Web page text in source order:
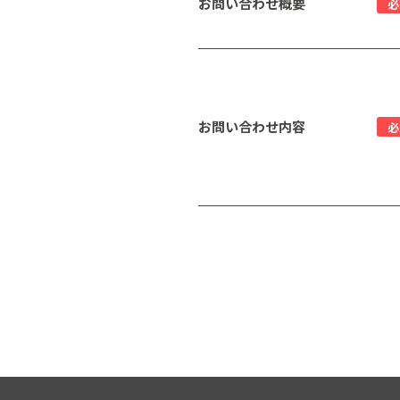
お問い合わせ内容